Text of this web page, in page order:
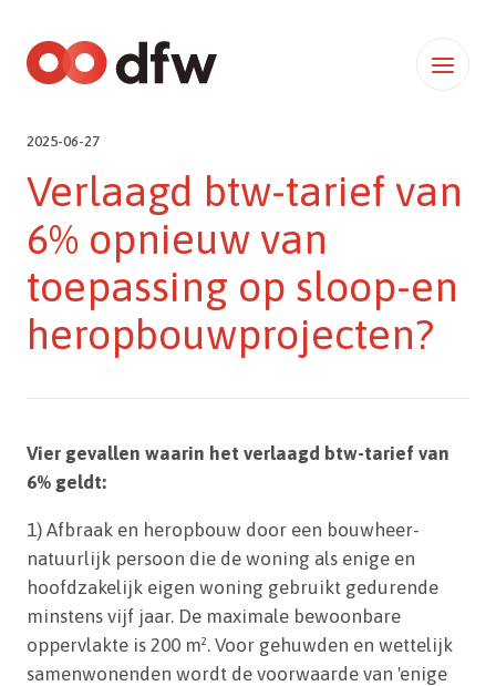
2025-06-27
Verlaagd btw-tarief van
6% opnieuw van
toepassing op sloop-en
heropbouwprojecten?
Vier gevallen waarin het verlaagd btw-tarief van
6% geldt:
1) Afbraak en heropbouw door een bouwheer-
natuurlijk persoon die de woning als enige en
hoofdzakelijk eigen woning gebruikt gedurende
minstens vijf jaar. De maximale bewoonbare
oppervlakte is 200 m². Voor gehuwden en wettelijk
samenwonenden wordt de voorwaarde van 'enige